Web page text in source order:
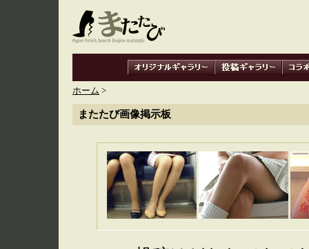
ホーム >
またたび画像掲示板